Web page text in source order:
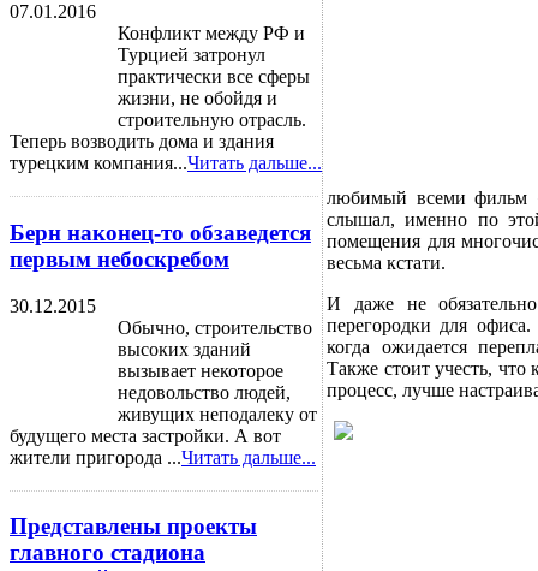
07.01.2016
Конфликт между РФ и
Турцией затронул
практически все сферы
жизни, не обойдя и
строительную отрасль.
Теперь возводить дома и здания
турецким компания...Читать дальше...
Берн наконец-то обзаведется
первым небоскребом
30.12.2015
Обычно, строительство
высоких зданий
вызывает некоторое
недовольство людей,
живущих неподалеку от
будущего места застройки. А вот
жители пригорода ...Читать дальше...
Представлены проекты
главного стадиона
любимый всеми фильм
слышал, именно по
помещения для
весьма кстати.
И даже не
перегородки для офиса.
когда ожидается
Также стоит учесть,
процесс, лучше